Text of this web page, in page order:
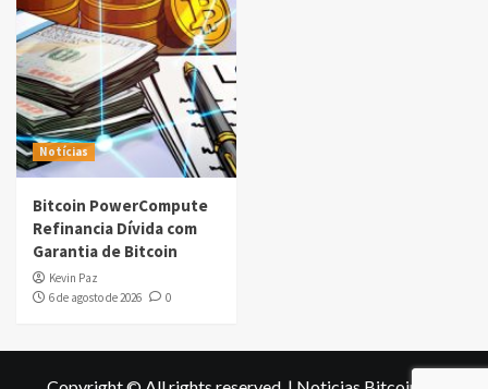
Notícias
Bitcoin PowerCompute
Refinancia Dívida com
Garantia de Bitcoin
Kevin Paz
6 de agosto de 2026
0